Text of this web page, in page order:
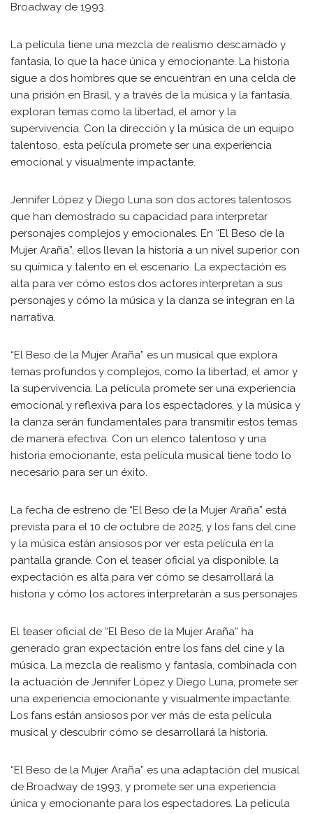
Broadway de 1993.
La película tiene una mezcla de realismo descarnado y
fantasía, lo que la hace única y emocionante. La historia
sigue a dos hombres que se encuentran en una celda de
una prisión en Brasil, y a través de la música y la fantasía,
exploran temas como la libertad, el amor y la
supervivencia. Con la dirección y la música de un equipo
talentoso, esta película promete ser una experiencia
emocional y visualmente impactante.
Jennifer López y Diego Luna son dos actores talentosos
que han demostrado su capacidad para interpretar
personajes complejos y emocionales. En “El Beso de la
Mujer Araña”, ellos llevan la historia a un nivel superior con
su química y talento en el escenario. La expectación es
alta para ver cómo estos dos actores interpretan a sus
personajes y cómo la música y la danza se integran en la
narrativa.
“El Beso de la Mujer Araña” es un musical que explora
temas profundos y complejos, como la libertad, el amor y
la supervivencia. La película promete ser una experiencia
emocional y reflexiva para los espectadores, y la música y
la danza serán fundamentales para transmitir estos temas
de manera efectiva. Con un elenco talentoso y una
historia emocionante, esta película musical tiene todo lo
necesario para ser un éxito.
La fecha de estreno de “El Beso de la Mujer Araña” está
prevista para el 10 de octubre de 2025, y los fans del cine
y la música están ansiosos por ver esta película en la
pantalla grande. Con el teaser oficial ya disponible, la
expectación es alta para ver cómo se desarrollará la
historia y cómo los actores interpretarán a sus personajes.
El teaser oficial de “El Beso de la Mujer Araña” ha
generado gran expectación entre los fans del cine y la
música. La mezcla de realismo y fantasía, combinada con
la actuación de Jennifer López y Diego Luna, promete ser
una experiencia emocionante y visualmente impactante.
Los fans están ansiosos por ver más de esta película
musical y descubrir cómo se desarrollará la historia.
“El Beso de la Mujer Araña” es una adaptación del musical
de Broadway de 1993, y promete ser una experiencia
única y emocionante para los espectadores. La película